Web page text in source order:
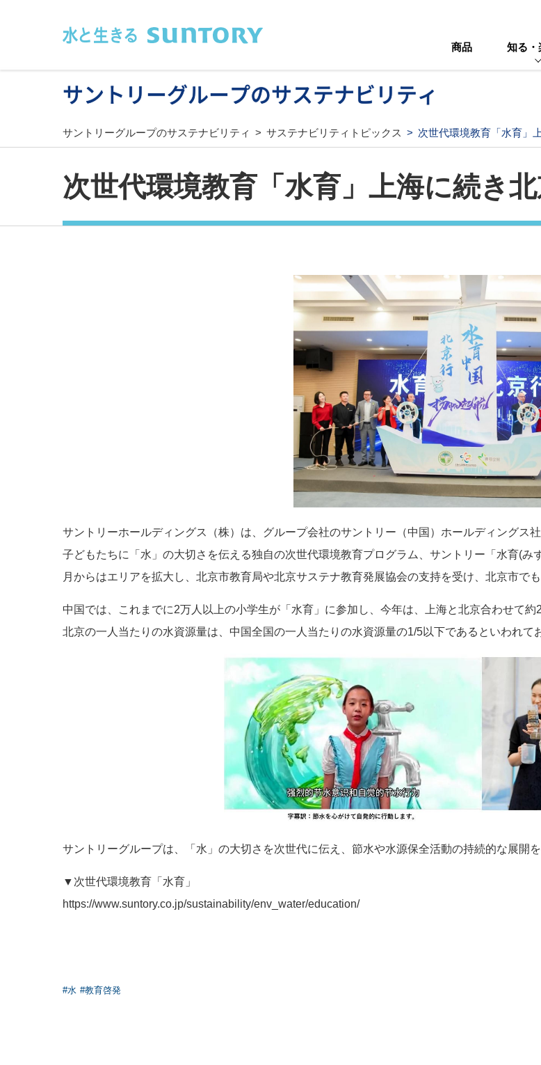
商品 知る・
サントリーグループのサステナビリティ
サントリーグループのサステナビリティ サステナビリティトピックス 次世代環境教育「水育」
次世代環境教育「水育」上海に続き
サントリーホールディングス（株）は、グループ会社のサントリー（中国）ホールディングス
子どもたちに「水」の大切さを伝える独自の次世代環境教育プログラム、サントリー「水育(
月からはエリアを拡大し、北京市教育局や北京サステナ教育発展協会の支持を受け、北京市で
中国では、これまでに2万人以上の小学生が「水育」に参加し、今年は、上海と北京合わせて
北京の一人当たりの水資源量は、中国全国の一人当たりの水資源量の1/5以下であるといわれて
サントリーグループは、「水」の大切さを次世代に伝え、節水や水源保全活動の持続的な展開を
▼次世代環境教育「水育」
https://www.suntory.co.jp/sustainability/env_water/education/
#水 #教育啓発